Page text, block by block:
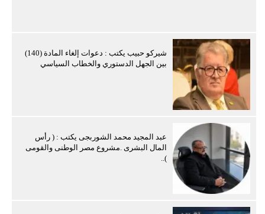
شيركو حبيب يكتب : دعوات إلغاء المادة (140)
بين الجهل الدستوري والخطاب السياسي
عبد المجيد محمد الشوربجى يكتب : ( رأس
المال البشرى .مشروع مصر الوطنى والقومى
)..